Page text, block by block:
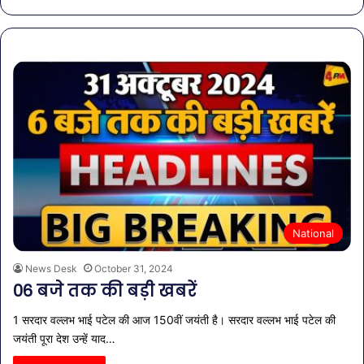
National
News Desk October 31, 2024
06 बजे तक की बड़ी खबरें
1 सरदार वल्लभ भाई पटेल की आज 150वीं जयंती है। सरदार वल्लभ भाई पटेल की
जयंती पूरा देश उन्हें याद…